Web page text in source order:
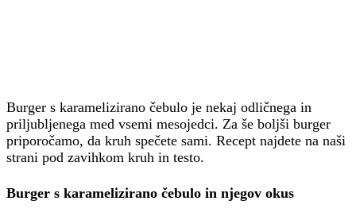
Burger s karamelizirano čebulo je nekaj odličnega in
priljubljenega med vsemi mesojedci. Za še boljši burger
priporočamo, da kruh spečete sami. Recept najdete na naši
strani pod zavihkom kruh in testo.
Burger s karamelizirano čebulo in njegov okus